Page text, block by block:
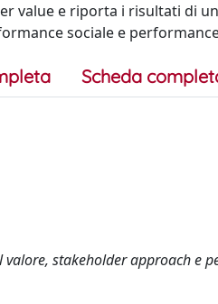
value e riporta i risultati di
sociale e
Scheda
stakeholder approach e